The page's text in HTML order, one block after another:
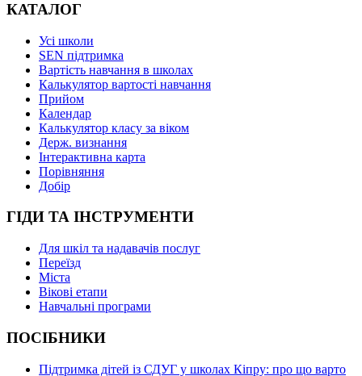
КАТАЛОГ
Усі школи
SEN підтримка
Вартість навчання в школах
Калькулятор вартості навчання
Прийом
Календар
Калькулятор класу за віком
Держ. визнання
Інтерактивна карта
Порівняння
Добір
ГІДИ ТА ІНСТРУМЕНТИ
Для шкіл та надавачів послуг
Переїзд
Міста
Вікові етапи
Навчальні програми
ПОСІБНИКИ
Підтримка дітей із СДУГ у школах Кіпру: про що варто